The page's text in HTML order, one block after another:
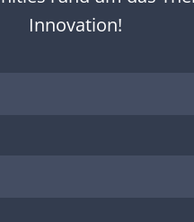
Teil einer der größten